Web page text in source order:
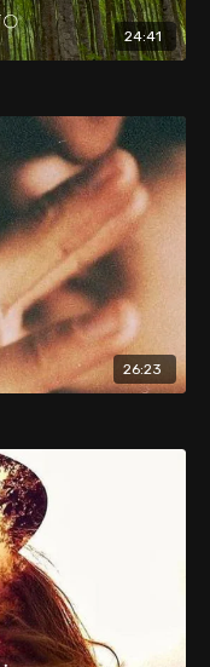
24:41
26:23